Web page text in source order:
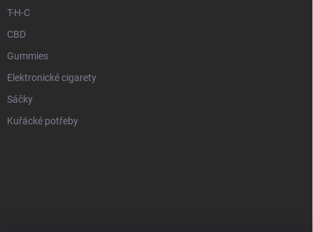
T-H-C
CBD
Gummies
Elektronické cigarety
Sáčky
Kuřácké potřeby